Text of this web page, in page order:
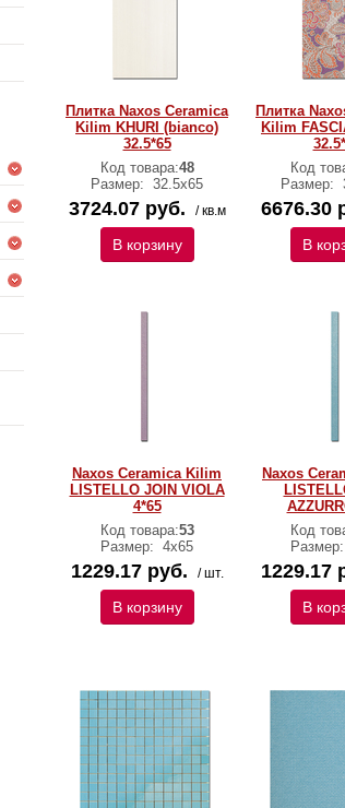
Плитка Naxos Ceramica
Kilim KHURI (bianco)
32.5*65
Код товара:48
Размер: 32.5x65
3724.07 руб. / кв.м
В корзину
Плитка
Kilim
Код
Размер:
6676.30
В
Naxos Ceramica Kilim
LISTELLO JOIN VIOLA
4*65
Код товара:53
Размер: 4x65
1229.17 руб. / шт.
В корзину
Naxos
Код
Размер:
1229.17
В